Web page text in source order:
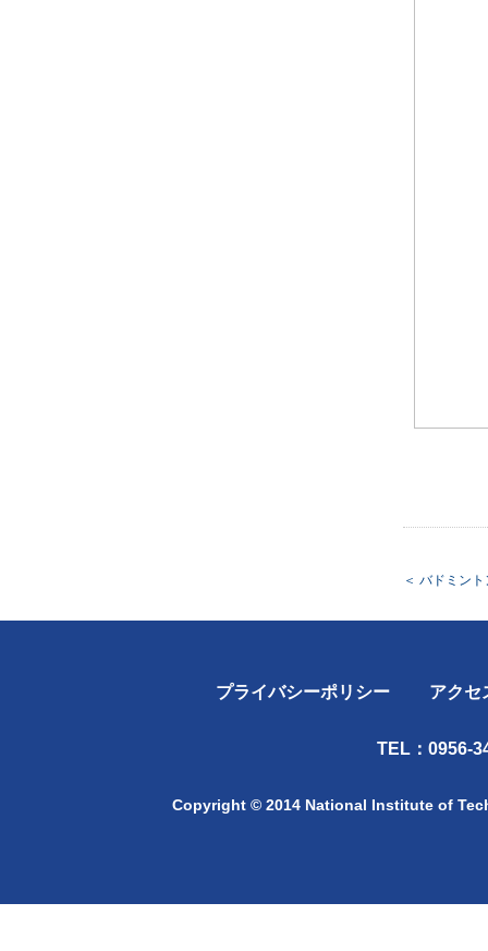
＜ バドミント
プライバシーポリシー アクセ
TEL：0956-
Copyright © 2014 National Institute of